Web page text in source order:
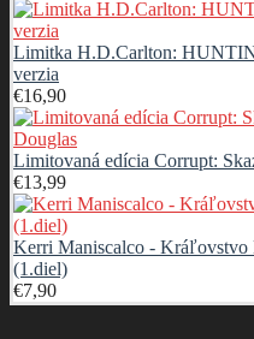
Limitka H.D.Carlton:
verzia
€16,90
Limitovaná edícia Corrupt:
€13,99
Kerri Maniscalco - Kráľovstvo
(1.diel)
€7,90